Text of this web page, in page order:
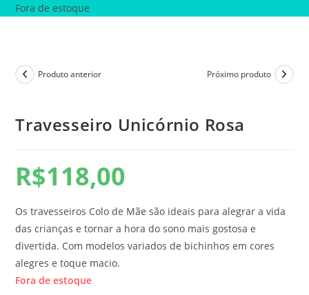
Fora de estoque
Produto anterior Próximo produto
Travesseiro Unicórnio Rosa
R$118,00
Os travesseiros Colo de Mãe são ideais para alegrar a vida
das crianças e tornar a hora do sono mais gostosa e
divertida. Com modelos variados de bichinhos em cores
alegres e toque macio.
Fora de estoque